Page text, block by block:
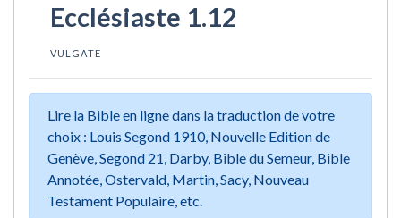
Ecclésiaste 1.12
VULGATE
Lire la Bible en ligne dans la traduction de votre
choix : Louis Segond 1910, Nouvelle Edition de
Genève, Segond 21, Darby, Bible du Semeur, Bible
Annotée, Ostervald, Martin, Sacy, Nouveau
Testament Populaire, etc.